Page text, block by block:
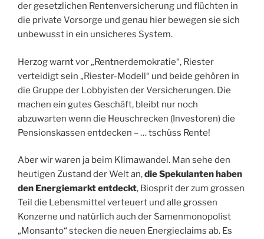
der gesetzlichen Rentenversicherung und flüchten in
die private Vorsorge und genau hier bewegen sie sich
unbewusst in ein unsicheres System.
Herzog warnt vor „Rentnerdemokratie“, Riester
verteidigt sein „Riester-Modell“ und beide gehören in
die Gruppe der Lobbyisten der Versicherungen. Die
machen ein gutes Geschäft, bleibt nur noch
abzuwarten wenn die Heuschrecken (Investoren) die
Pensionskassen entdecken – … tschüss Rente!
Aber wir waren ja beim Klimawandel. Man sehe den
heutigen Zustand der Welt an,die Spekulanten haben
den Energiemarkt entdeckt, Biosprit der zum grossen
Teil die Lebensmittel verteuert und alle grossen
Konzerne und natürlich auch der Samenmonopolist
„Monsanto“ stecken die neuen Energieclaims ab. Es